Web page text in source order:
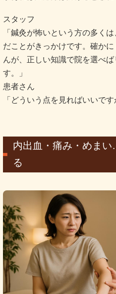
スタッフ
「鍼灸が怖いという方の多く
だことがきっかけです。確か
んが、正しい知識で院を選べ
す。」
患者さん
「どういう点を見ればいいです
内出血・痛み・めま
る